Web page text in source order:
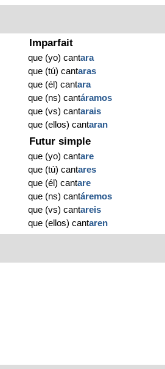
Imparfait
que (yo) cantara
que (tú) cantaras
que (él) cantara
que (ns) cantáramos
que (vs) cantarais
que (ellos) cantaran
Futur simple
que (yo) cantare
que (tú) cantares
que (él) cantare
que (ns) cantáremos
que (vs) cantareis
que (ellos) cantaren